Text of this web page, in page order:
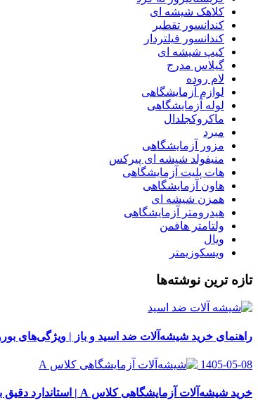
کلاهک شیشه ای
کندانسور تقطیر
کندانسور فیلتردار
کیپ شیشه ای
گیلاس مدرج
لام روده
لوازم آزمایشگاهی
لوله آزمایشگاهی
ماکروکجلدال
مبرد
مزور آزمایشگاهی
منیفولد شیشه ای پیرکس
هات پلیت آزمایشگاهی
هاون آزمایشگاهی
همزن شیشه ای
هیدرومتر آزمایشگاهی
ولتامتر هافمن
ویال
ویسکوزیمتر
تازه ترین نوشته‌ها
راهنمای خرید شیشه‌آلات ضد اسید و باز | ویژگی‌های
1405-05-08
خرید شیشه‌آلات آزمایشگاهی کلاس A | استاندارد دقیق با بالاترین کیفیت